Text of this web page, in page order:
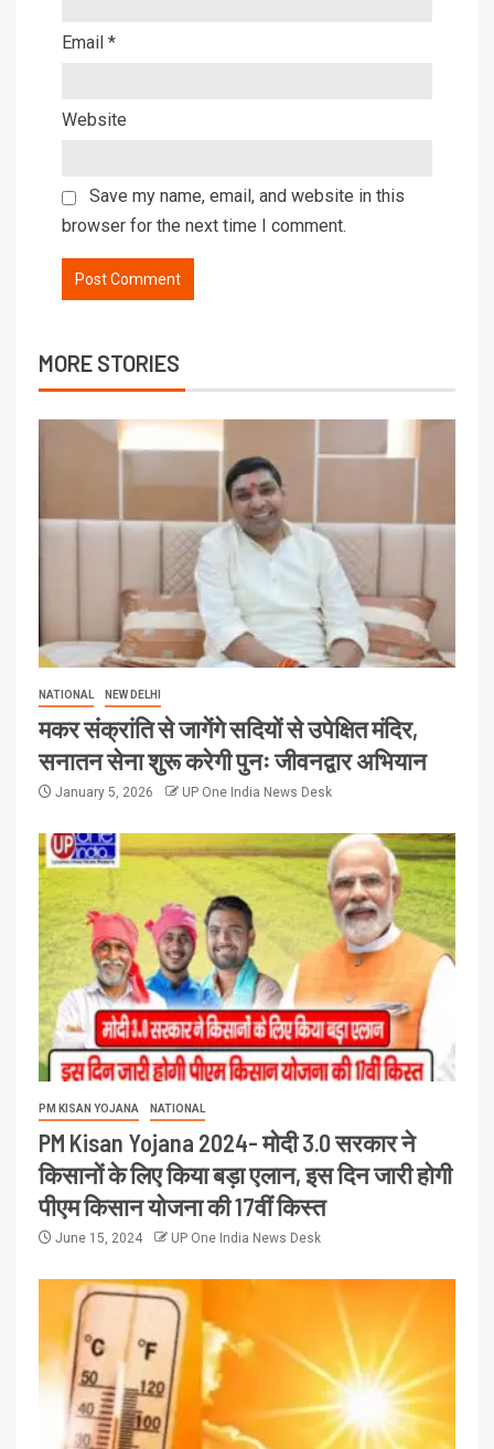
Email *
Website
Save my name, email, and website in this
browser for the next time I comment.
MORE STORIES
NATIONAL NEW DELHI
मकर संक्रांति से जागेंगे सदियों से उपेक्षित मंदिर,
सनातन सेना शुरू करेगी पुनः जीवनद्वार अभियान
January 5, 2026 UP One India News Desk
PM KISAN YOJANA NATIONAL
PM Kisan Yojana 2024- मोदी 3.0 सरकार ने
किसानों के लिए किया बड़ा एलान, इस दिन जारी होगी
पीएम किसान योजना की 17वीं किस्त
June 15, 2024 UP One India News Desk